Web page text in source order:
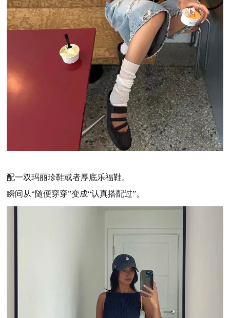
配一双玛丽珍鞋或者厚底乐福鞋。
瞬间从“随便穿穿”变成“认真搭配过”。